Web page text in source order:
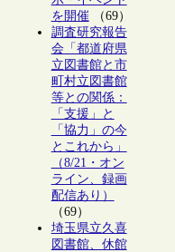
を開催（69）
調査研究報告
会「都道府県
立図書館と市
町村立図書館
等との関係：
「支援」と
「協力」の今
とこれから」
（8/21・オン
ライン、録画
配信あり）
（69）
埼玉県立久喜
図書館、休館